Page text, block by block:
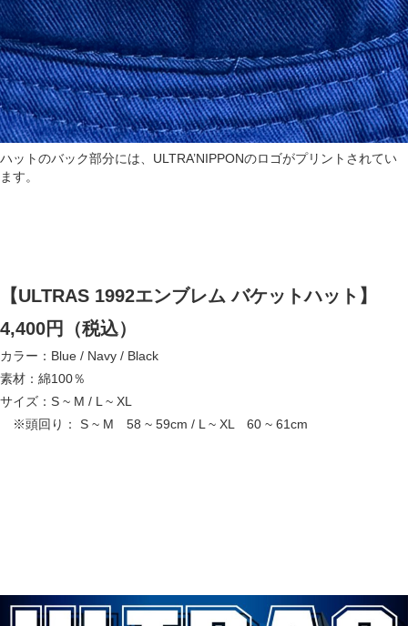
ハットのバック部分には、ULTRA’NIPPONのロゴがプリントされてい
ます。
【ULTRAS 1992エンブレム バケットハット】
4,400円（税込）
カラー：Blue / Navy / Black
素材：綿100％
サイズ：S ~ M / L ~ XL
※頭回り： S ~ M 58 ~ 59cm / L ~ XL 60 ~ 61cm